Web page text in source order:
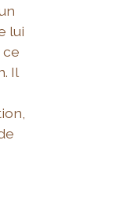
lui
ce
Il